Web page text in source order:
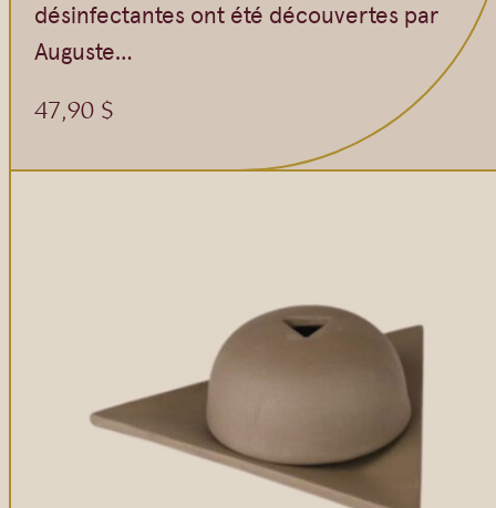
désinfectantes ont été découvertes par
Auguste…
47,90 $